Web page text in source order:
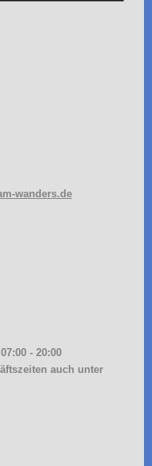
wanders.de
07:00 - 20:00
auch unter